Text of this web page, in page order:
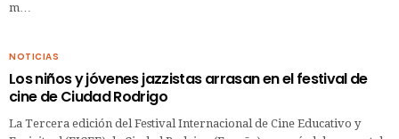
m…
NOTICIAS
Los niños y jóvenes jazzistas arrasan en el festival de
cine de Ciudad Rodrigo
La Tercera edición del Festival Internacional de Cine Educativo y